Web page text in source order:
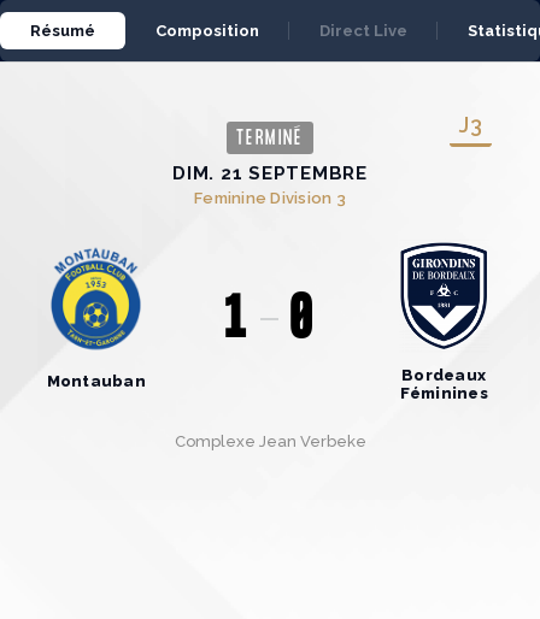
Résumé Composition Direct Live
TERMINÉ
J3
DIM. 21 SEPTEMBRE
Feminine Division 3
Montauban
1 0
Bordeaux
Féminines
Complexe Jean Verbeke
Panneau de gestion des cookies